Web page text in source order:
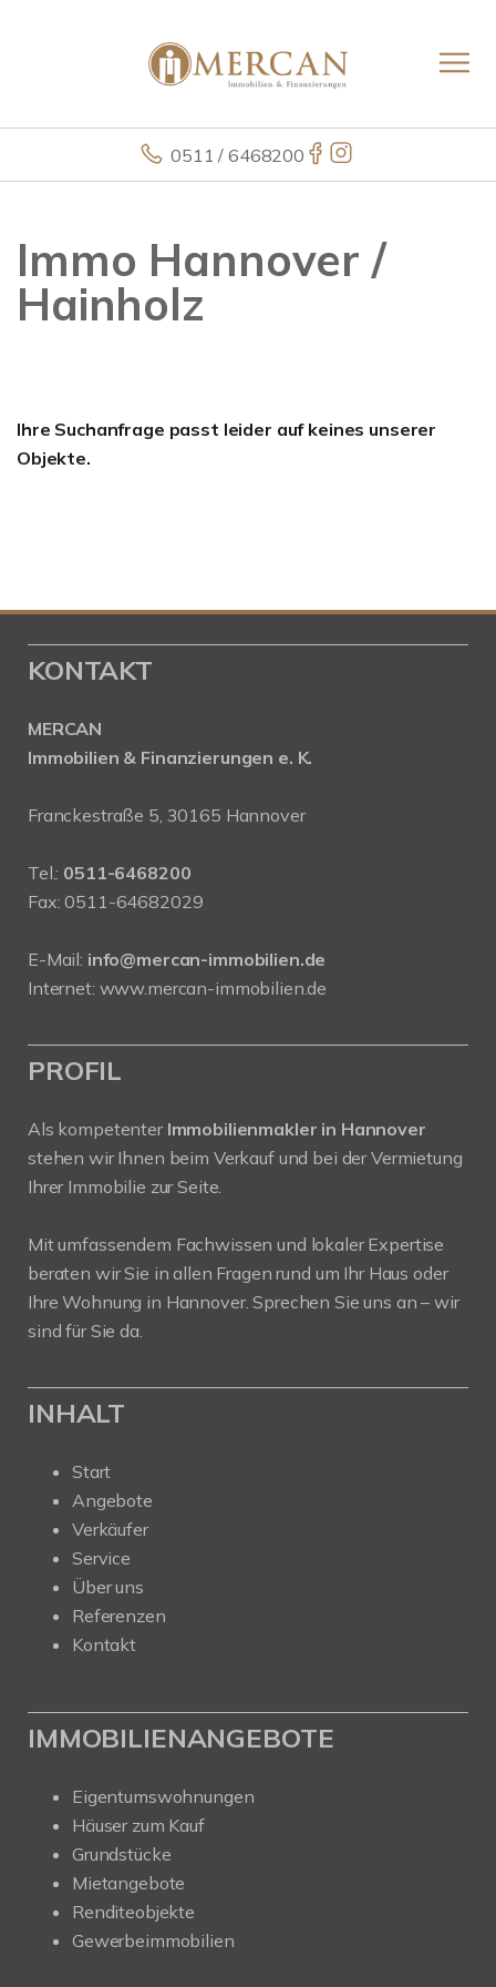
0511 / 6468200
Immo Hannover /
Hainholz
Ihre Suchanfrage passt leider auf keines unserer
Objekte.
KONTAKT
MERCAN
Immobilien & Finanzierungen e. K.
Franckestraße 5, 30165 Hannover
Tel.: 0511-6468200
Fax: 0511-64682029
E-Mail: info@mercan-immobilien.de
Internet: www.mercan-immobilien.de
PROFIL
Als kompetenter Immobilienmakler in Hannover
stehen wir Ihnen beim Verkauf und bei der Vermietung
Ihrer Immobilie zur Seite.
Mit umfassendem Fachwissen und lokaler Expertise
beraten wir Sie in allen Fragen rund um Ihr Haus oder
Ihre Wohnung in Hannover. Sprechen Sie uns an – wir
sind für Sie da.
INHALT
Start
Angebote
Verkäufer
Service
Über uns
Referenzen
Kontakt
IMMOBILIENANGEBOTE
Eigentumswohnungen
Häuser zum Kauf
Grundstücke
Mietangebote
Renditeobjekte
Gewerbeimmobilien